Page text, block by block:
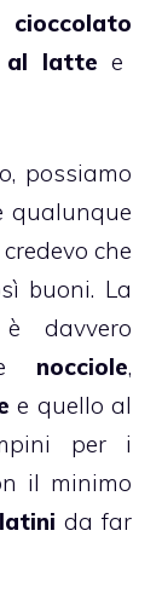
cioccolato
al lattee
possiamo
qualunque
che
buoni. La
è davvero
nocciole,
e quello al
per i
il minimo
da far